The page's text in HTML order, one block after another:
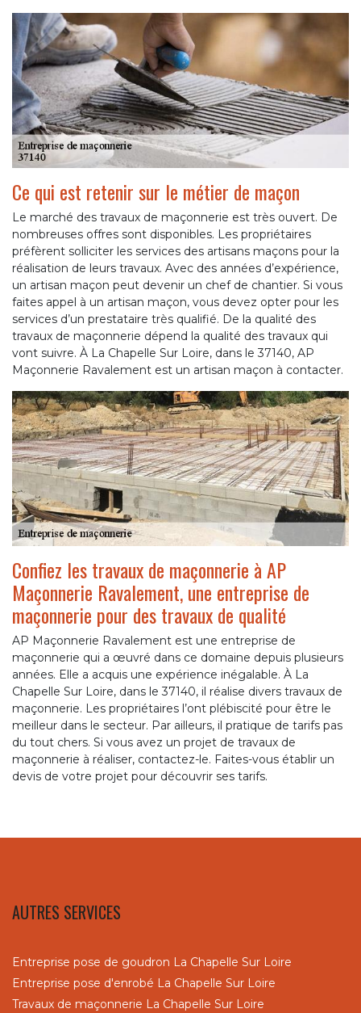
Ce qui est retenir sur le métier de maçon
Le marché des travaux de maçonnerie est très ouvert. De
nombreuses offres sont disponibles. Les propriétaires
préfèrent solliciter les services des artisans maçons pour la
réalisation de leurs travaux. Avec des années d’expérience,
un artisan maçon peut devenir un chef de chantier. Si vous
faites appel à un artisan maçon, vous devez opter pour les
services d’un prestataire très qualifié. De la qualité des
travaux de maçonnerie dépend la qualité des travaux qui
vont suivre. À La Chapelle Sur Loire, dans le 37140, AP
Maçonnerie Ravalement est un artisan maçon à contacter.
Confiez les travaux de maçonnerie à AP
Maçonnerie Ravalement, une entreprise de
maçonnerie pour des travaux de qualité
AP Maçonnerie Ravalement est une entreprise de
maçonnerie qui a œuvré dans ce domaine depuis plusieurs
années. Elle a acquis une expérience inégalable. À La
Chapelle Sur Loire, dans le 37140, il réalise divers travaux de
maçonnerie. Les propriétaires l’ont plébiscité pour être le
meilleur dans le secteur. Par ailleurs, il pratique de tarifs pas
du tout chers. Si vous avez un projet de travaux de
maçonnerie à réaliser, contactez-le. Faites-vous établir un
devis de votre projet pour découvrir ses tarifs.
AUTRES SERVICES
Entreprise pose de goudron La Chapelle Sur Loire
Entreprise pose d'enrobé La Chapelle Sur Loire
Travaux de maçonnerie La Chapelle Sur Loire